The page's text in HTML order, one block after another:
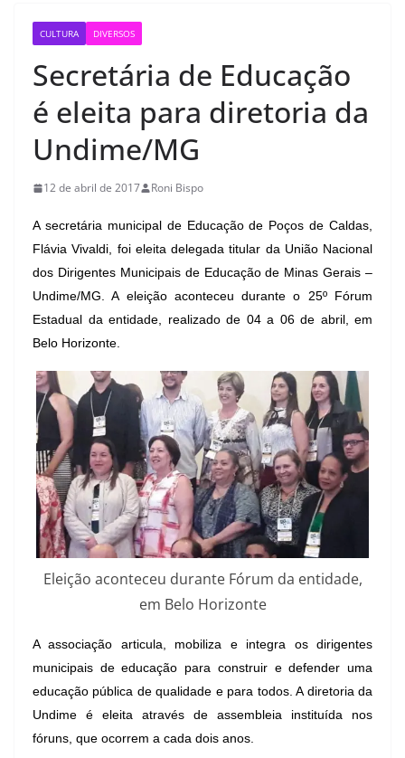
CULTURA DIVERSOS
Secretária de Educação
é eleita para diretoria da
Undime/MG
12 de abril de 2017 Roni Bispo
A secretária municipal de Educação de Poços de Caldas,
Flávia Vivaldi, foi eleita delegada titular da União Nacional
dos Dirigentes Municipais de Educação de Minas Gerais –
Undime/MG. A eleição aconteceu durante o 25º Fórum
Estadual da entidade, realizado de 04 a 06 de abril, em
Belo Horizonte.
Eleição aconteceu durante Fórum da entidade,
em Belo Horizonte
A associação articula, mobiliza e integra os dirigentes
municipais de educação para construir e defender uma
educação pública de qualidade e para todos. A diretoria da
Undime é eleita através de assembleia instituída nos
fóruns, que ocorrem a cada dois anos.